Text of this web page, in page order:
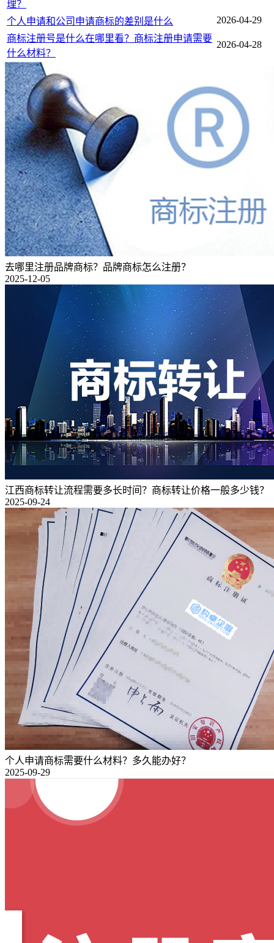
理？
个人申请和公司申请商标的差别是什么
2026-04-29
商标注册号是什么在哪里看？商标注册申请需要
什么材料？
2026-04-28
去哪里注册品牌商标？品牌商标怎么注册？
2025-12-05
江西商标转让流程需要多长时间？商标转让价格一般多少钱？
2025-09-24
个人申请商标需要什么材料？多久能办好？
2025-09-29